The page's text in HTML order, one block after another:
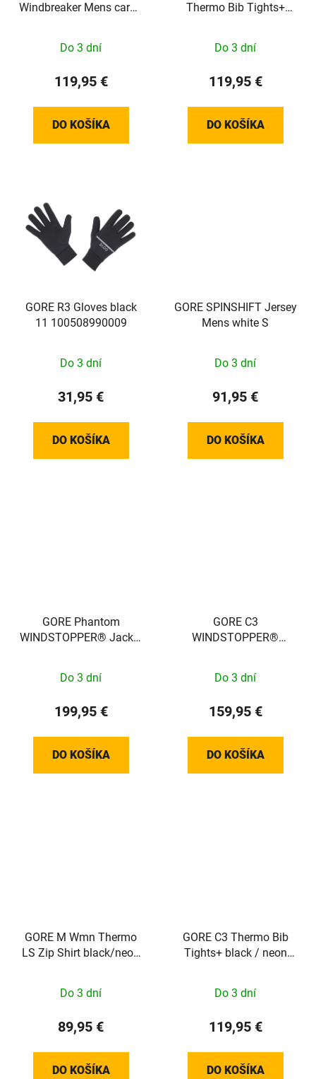
Windbreaker Mens cargo
Do 3 dní
119,95 €
DO KOŠÍKA
Thermo Bib Tights+
Do 3 dní
119,95 €
DO KOŠÍKA
GORE R3 Gloves black
11 100508990009
Do 3 dní
31,95 €
DO KOŠÍKA
GORE SPINSHIFT Jersey
Mens white S
Do 3 dní
91,95 €
DO KOŠÍKA
GORE Phantom
WINDSTOPPER® Jacket
Do 3 dní
199,95 €
DO KOŠÍKA
GORE C3
WINDSTOPPER®
Do 3 dní
159,95 €
DO KOŠÍKA
GORE M Wmn Thermo
LS Zip Shirt black/neon
Do 3 dní
89,95 €
DO KOŠÍKA
GORE C3 Thermo Bib
Tights+ black / neon
Do 3 dní
119,95 €
DO KOŠÍKA